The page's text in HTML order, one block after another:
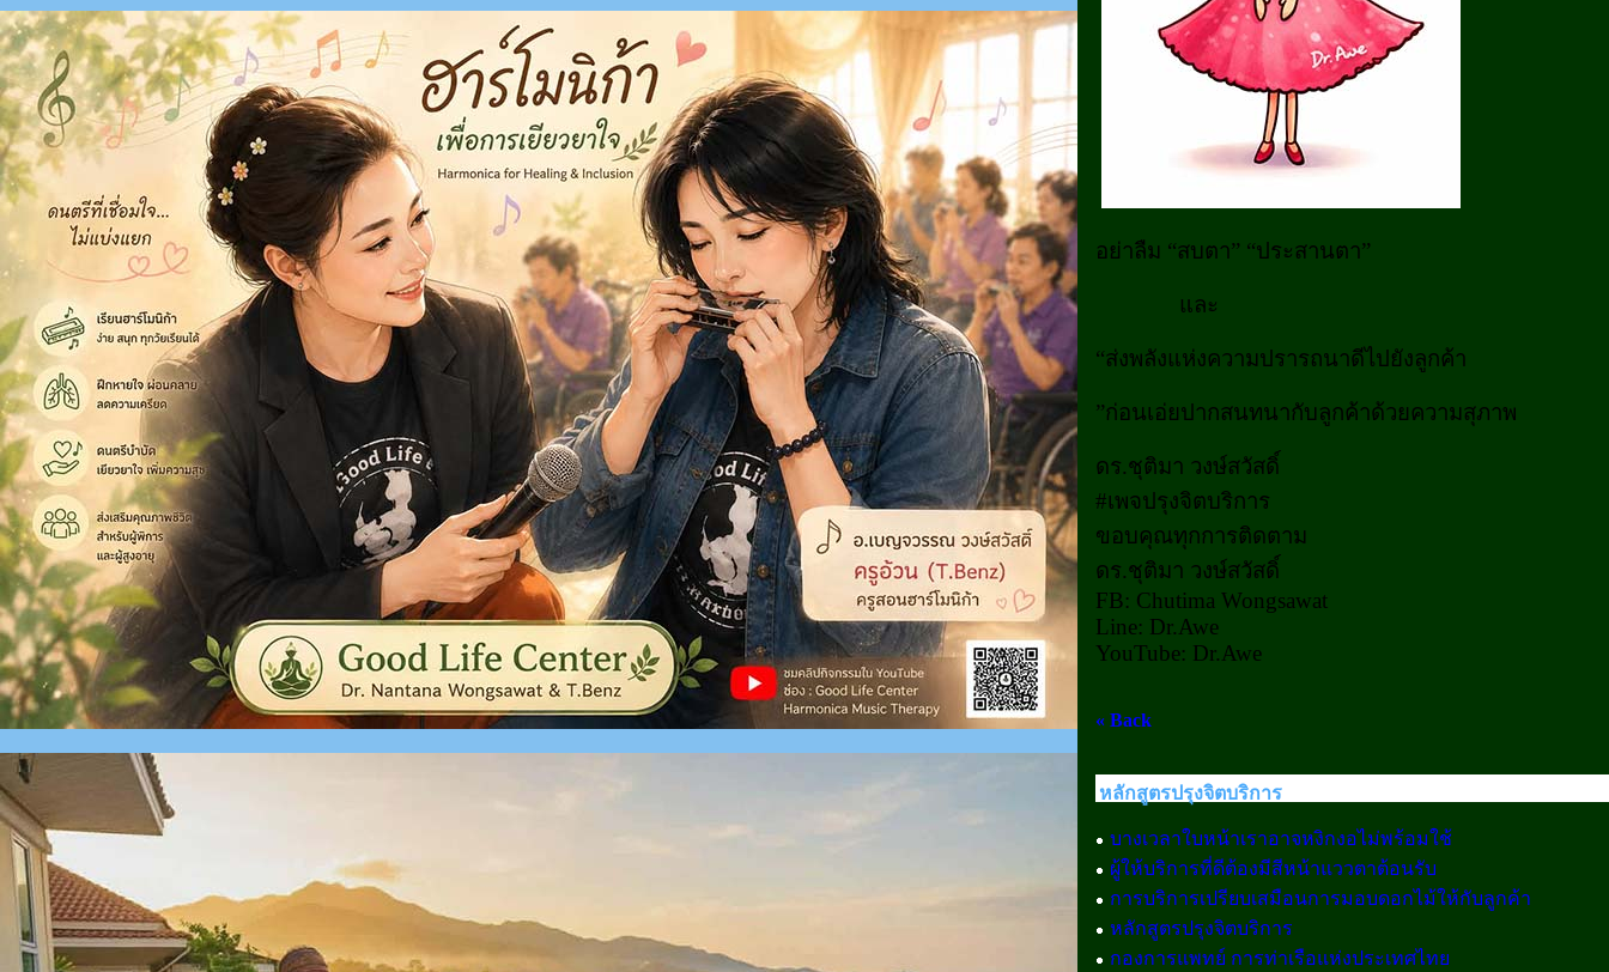
อย่าลืม “สบตา” “ประสานตา”
และ
“ส่งพลังแห่งความปรารถนาดีไปยังลูกค้า
”ก่อนเอ่ยปากสนทนากับลูกค้าด้วยความสุภาพ
ดร.ชุติมา วงษ์สวัสดิ์
#เพจปรุงจิตบริการ
ขอบคุณทุกการติดตาม
ดร.ชุติมา วงษ์สวัสดิ์
FB: Chutima Wongsawat
Line: Dr.Awe
YouTube: Dr.Awe
« Back
หลักสูตรปรุงจิตบริการ
บางเวลาใบหน้าเราอาจหงิกงอไม่พร้อมใช้
ผู้ให้บริการที่ดีต้องมีสีหน้าแววตาต้อนรับ
การบริการเปรียบเสมือนการมอบดอกไม้ให้กับลูกค้า
หลักสูตรปรุงจิตบริการ
กองการแพทย์ การท่าเรือแห่งประเทศไทย